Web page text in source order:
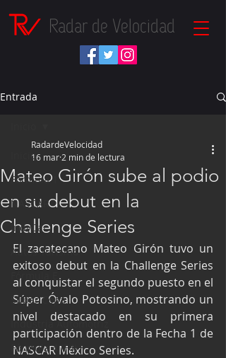
Radar de Velocidad
Entrada
Inicio
Fórmula 1
NASCAR
IndyCar
Autos Turismo
Fórmula E
Súper Copa
Industria Automotriz
Fórmula 4 (F4)
Mateo Girón sube al podio
en su debut en la
Challenge Series
RadardeVelocidad
16 mar 2 min de lectura
El zacatecano Mateo Girón tuvo un
exitoso debut en la Challenge Series
al conquistar el segundo puesto en el
Súper Óvalo Potosino, mostrando un
nivel destacado en su primera
participación dentro de la Fecha 1 de
NASCAR México Series.